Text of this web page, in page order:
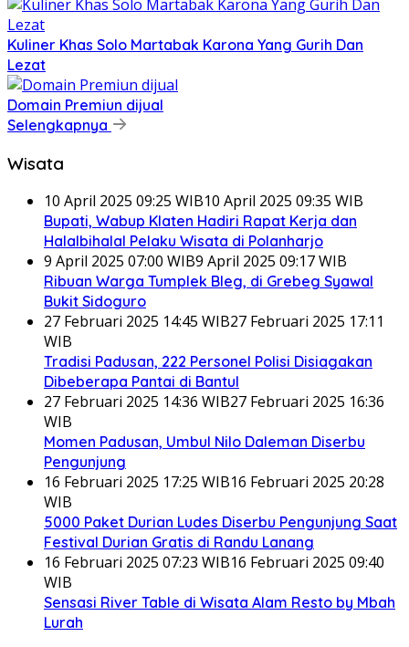
Kuliner Khas Solo Martabak Karona Yang Gurih Dan
Lezat
Domain Premiun dijual
Selengkapnya
Wisata
10 April 2025 09:25 WIB10 April 2025 09:35 WIB
Bupati, Wabup Klaten Hadiri Rapat Kerja dan
Halalbihalal Pelaku Wisata di Polanharjo
9 April 2025 07:00 WIB9 April 2025 09:17 WIB
Ribuan Warga Tumplek Bleg, di Grebeg Syawal
Bukit Sidoguro
27 Februari 2025 14:45 WIB27 Februari 2025 17:11
WIB
Tradisi Padusan, 222 Personel Polisi Disiagakan
Dibeberapa Pantai di Bantul
27 Februari 2025 14:36 WIB27 Februari 2025 16:36
WIB
Momen Padusan, Umbul Nilo Daleman Diserbu
Pengunjung
16 Februari 2025 17:25 WIB16 Februari 2025 20:28
WIB
5000 Paket Durian Ludes Diserbu Pengunjung Saat
Festival Durian Gratis di Randu Lanang
16 Februari 2025 07:23 WIB16 Februari 2025 09:40
WIB
Sensasi River Table di Wisata Alam Resto by Mbah
Lurah